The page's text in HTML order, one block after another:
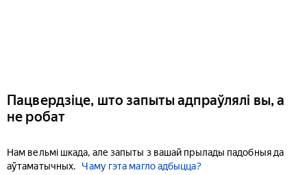
Пацвердзіце, што запыты адпраўлялі вы, а
не робат
Нам вельмі шкада, але запыты з вашай прылады падобныя да
аўтаматычных.
Чаму гэта магло адбыцца?